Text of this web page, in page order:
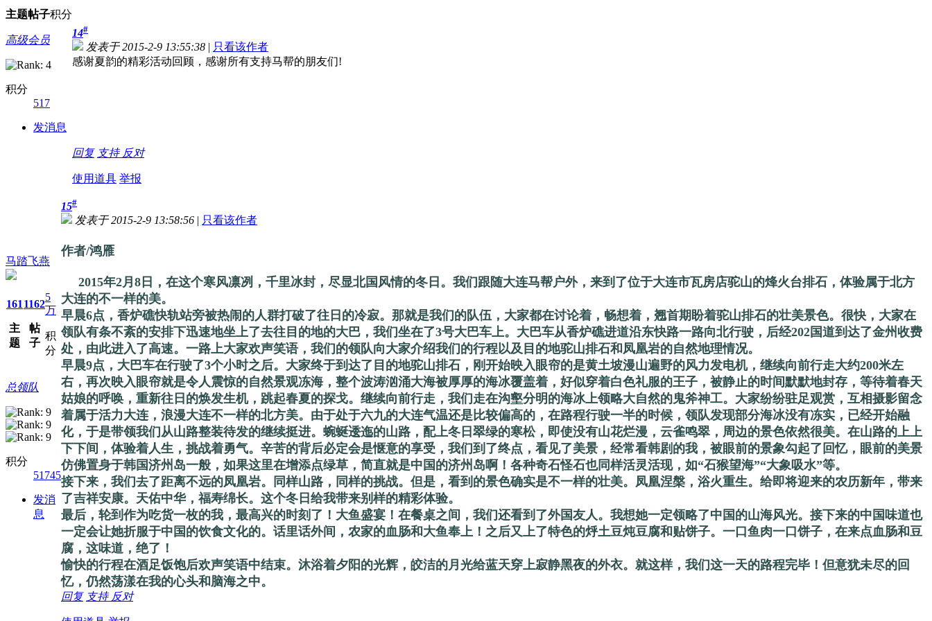
主题帖子积分
高级会员
积分
517
发消息
14#
发表于 2015-2-9 13:55:38 | 只看该作者
感谢夏韵的精彩活动回顾，感谢所有支持马帮的朋友们!
回复 支持 反对
使用道具 举报
马踏飞燕
161
主
题
1162
帖
子
5
万
积
分
总领队
积分
51745
发消
息
15#
发表于 2015-2-9 13:58:56 | 只看该作者
作者/鸿雁
2015年2月8日，在这个寒风凛冽，千里冰封，尽显北国风情的冬日。我们跟随大连马帮户外，来到了位于大连市瓦房店驼山的烽火台排石，体验属于北方
大连的不一样的美。
早晨6点，香炉礁快轨站旁被热闹的人群打破了往日的冷寂。那就是我们的队伍，大家都在讨论着，畅想着，翘首期盼着驼山排石的壮美景色。很快，大家在
领队有条不紊的安排下迅速地坐上了去往目的地的大巴，我们坐在了3号大巴车上。大巴车从香炉礁进道沿东快路一路向北行驶，后经202国道到达了金州收费
处，由此进入了高速。一路上大家欢声笑语，我们的领队向大家介绍我们的行程以及目的地驼山排石和凤凰岩的自然地理情况。
早晨9点，大巴车在行驶了3个小时之后。大家终于到达了目的地驼山排石，刚开始映入眼帘的是黄土坡漫山遍野的风力发电机，继续向前行走大约200米左
右，再次映入眼帘就是令人震惊的自然景观冻海，整个波涛汹涌大海被厚厚的海冰覆盖着，好似穿着白色礼服的王子，被静止的时间默默地封存，等待着春天
姑娘的呼唤，重新往日的焕发生机，跳起春夏的探戈。继续向前行走，我们走在沟壑分明的海冰上领略大自然的鬼斧神工。大家纷纷驻足观赏，互相摄影留念
着属于活力大连，浪漫大连不一样的北方美。由于处于六九的大连气温还是比较偏高的，在路程行驶一半的时候，领队发现部分海冰没有冻实，已经开始融
化，于是带领我们从山路整装待发的继续挺进。蜿蜒逶迤的山路，配上冬日翠绿的寒松，即使没有山花烂漫，云雀鸣翠，周边的景色依然很美。在山路的上上
下下间，体验着人生，挑战着勇气。辛苦的背后必定会是惬意的享受，我们到了终点，看见了美景，经常看韩剧的我，被眼前的景象勾起了回忆，眼前的美景
仿佛置身于韩国济州岛一般，如果这里在增添点绿草，简直就是中国的济州岛啊！各种奇石怪石也同样活灵活现，如“石猴望海”“大象吸水”等。
接下来，我们去了距离不远的凤凰岩。同样山路，同样的挑战。但是，看到的景色确实是不一样的壮美。凤凰涅槃，浴火重生。给即将迎来的农历新年，带来
了吉祥安康。天佑中华，福寿绵长。这个冬日给我带来别样的精彩体验。
最后，轮到作为吃货一枚的我，最高兴的时刻了！大鱼盛宴！在餐桌之间，我们还看到了外国友人。我想她一定领略了中国的山海风光。接下来的中国味道也
一定会让她折服于中国的饮食文化的。话里话外间，农家的血肠和大鱼奉上！之后又上了特色的烀土豆炖豆腐和贴饼子。一口鱼肉一口饼子，在来点血肠和豆
腐，这味道，绝了！
愉快的行程在酒足饭饱后欢声笑语中结束。沐浴着夕阳的光辉，皎洁的月光给蓝天穿上寂静黑夜的外衣。就这样，我们这一天的路程完毕！但意犹未尽的回
忆，仍然荡漾在我的心头和脑海之中。
回复 支持 反对